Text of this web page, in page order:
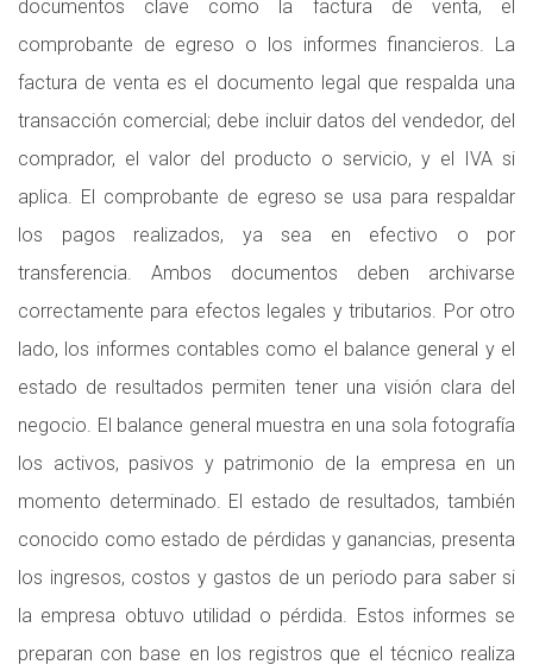
documentos clave como la factura de venta, el
comprobante de egreso o los informes financieros. La
factura de venta es el documento legal que respalda una
transacción comercial; debe incluir datos del vendedor, del
comprador, el valor del producto o servicio, y el IVA si
aplica. El comprobante de egreso se usa para respaldar
los pagos realizados, ya sea en efectivo o por
transferencia. Ambos documentos deben archivarse
correctamente para efectos legales y tributarios. Por otro
lado, los informes contables como el balance general y el
estado de resultados permiten tener una visión clara del
negocio. El balance general muestra en una sola fotografía
los activos, pasivos y patrimonio de la empresa en un
momento determinado. El estado de resultados, también
conocido como estado de pérdidas y ganancias, presenta
los ingresos, costos y gastos de un periodo para saber si
la empresa obtuvo utilidad o pérdida. Estos informes se
preparan con base en los registros que el técnico realiza